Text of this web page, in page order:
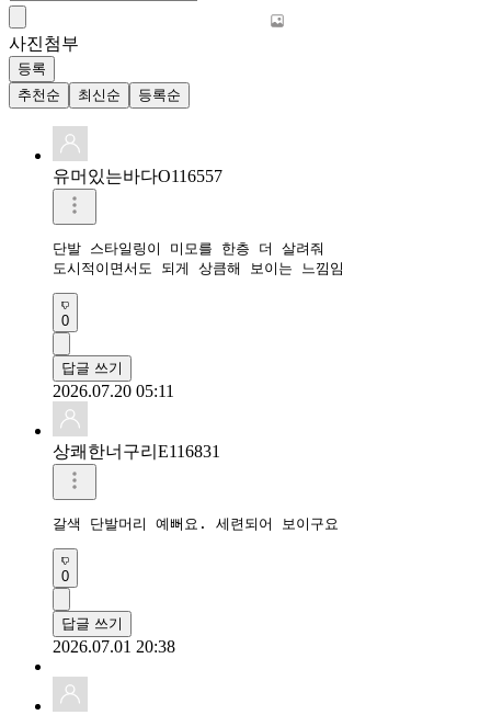
사진첨부
등록
추천순
최신순 등록순
유머있는바다O116557
단발 스타일링이 미모를 한층 더 살려줘
도시적이면서도 되게 상큼해 보이는 느낌임
0
답글 쓰기
2026.07.20 05:11
상쾌한너구리E116831
갈색 단발머리 예뻐요. 세련되어 보이구요
0
답글 쓰기
2026.07.01 20:38